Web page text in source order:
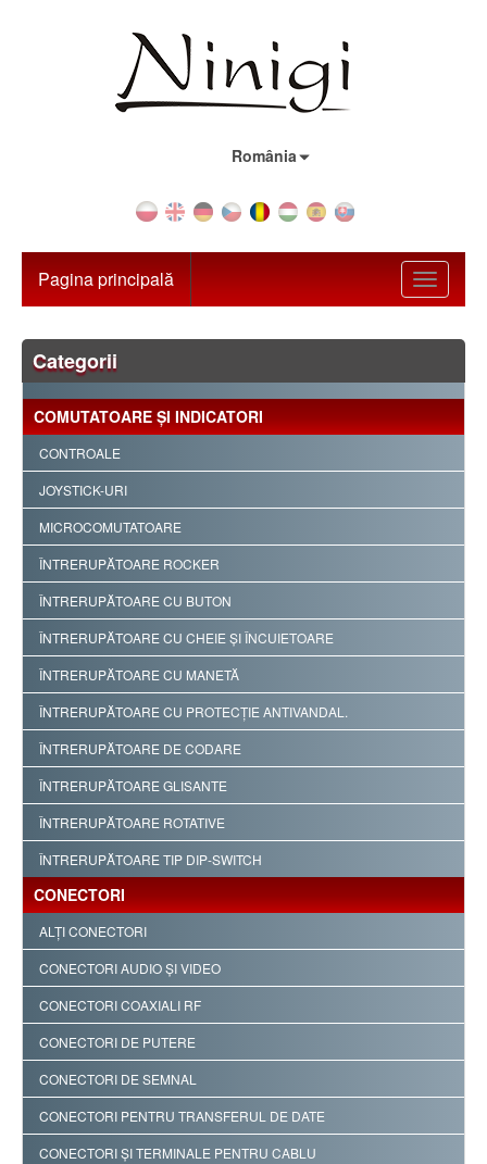
România
Toggle
Pagina principală
Categorii
COMUTATOARE ŞI INDICATORI
CONTROALE
JOYSTICK-URI
MICROCOMUTATOARE
ÎNTRERUPĂTOARE ROCKER
ÎNTRERUPĂTOARE CU BUTON
ÎNTRERUPĂTOARE CU CHEIE ŞI ÎNCUIETOARE
ÎNTRERUPĂTOARE CU MANETĂ
ÎNTRERUPĂTOARE CU PROTECŢIE ANTIVANDAL.
ÎNTRERUPĂTOARE DE CODARE
ÎNTRERUPĂTOARE GLISANTE
ÎNTRERUPĂTOARE ROTATIVE
ÎNTRERUPĂTOARE TIP DIP-SWITCH
CONECTORI
ALŢI CONECTORI
CONECTORI AUDIO ŞI VIDEO
CONECTORI COAXIALI RF
CONECTORI DE PUTERE
CONECTORI DE SEMNAL
CONECTORI PENTRU TRANSFERUL DE DATE
CONECTORI ŞI TERMINALE PENTRU CABLU